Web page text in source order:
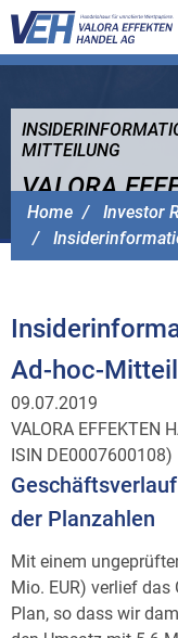
Home Investor
MITTEILUNG
VALORA
Ad-hoc-
09.07.2019
VALORA EFFEKTEN
ISIN DE0007600108)
der Planzahlen
Mit einem
Mio. EUR) verlief
Plan, so dass wir